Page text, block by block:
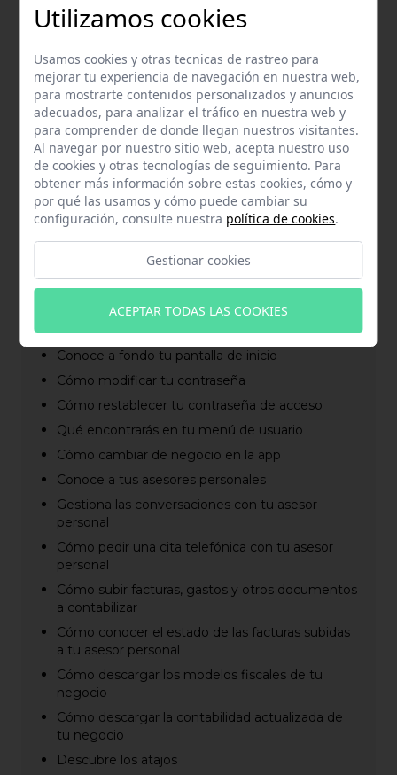
Artículos relacionados
Conoce a fondo tu pantalla de inicio
Cómo modificar tu contraseña
Cómo restablecer tu contraseña de acceso
Qué encontrarás en tu menú de usuario
Cómo cambiar de negocio en la app
Conoce a tus asesores personales
Gestiona las conversaciones con tu asesor
personal
Cómo pedir una cita telefónica con tu asesor
personal
Cómo subir facturas, gastos y otros documentos
a contabilizar
Cómo conocer el estado de las facturas subidas
a tu asesor personal
Cómo descargar los modelos fiscales de tu
negocio
Cómo descargar la contabilidad actualizada de
tu negocio
Descubre los atajos
Utilizamos cookies
Usamos cookies y otras tecnicas de rastreo para
mejorar tu experiencia de navegación en nuestra web,
para mostrarte contenidos personalizados y anuncios
adecuados, para analizar el tráfico en nuestra web y
para comprender de donde llegan nuestros visitantes.
Al navegar por nuestro sitio web, acepta nuestro uso
de cookies y otras tecnologías de seguimiento. Para
obtener más información sobre estas cookies, cómo y
por qué las usamos y cómo puede cambiar su
configuración, consulte nuestra política de cookies.
Gestionar cookies
ACEPTAR TODAS LAS COOKIES